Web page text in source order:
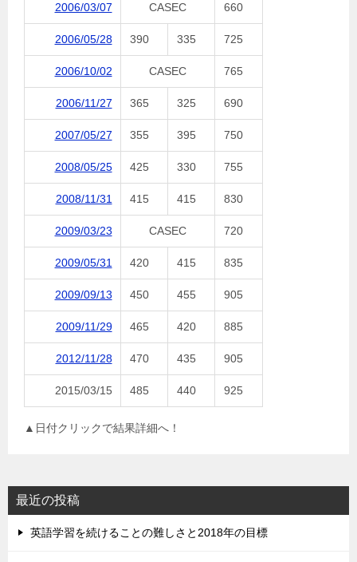
2006/03/07 CASEC 660
2006/05/28 390 335 725
2006/10/02 CASEC 765
2006/11/27 365 325 690
2007/05/27 355 395 750
2008/05/25 425 330 755
2008/11/31 415 415 830
2009/03/23 CASEC 720
2009/05/31 420 415 835
2009/09/13 450 455 905
2009/11/29 465 420 885
2012/11/28 470 435 905
2015/03/15 485 440 925
▲日付クリックで結果詳細へ！
最近の投稿
英語学習を続けることの難しさと2018年の目標